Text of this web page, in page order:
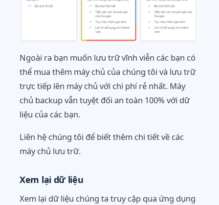
Ngoài ra bạn muốn lưu trữ vĩnh viễn các bạn có
thể mua thêm máy chủ của chúng tôi và lưu trữ
trực tiếp lên máy chủ với chi phí rẻ nhất. Máy
chủ backup vẫn tuyệt đối an toàn 100% với dữ
liệu của các bạn.
Liên hệ chúng tôi để biết thêm chi tiết về các
máy chủ lưu trữ.
Xem lại dữ liệu
Xem lại dữ liệu chúng ta truy cập qua ứng dụng